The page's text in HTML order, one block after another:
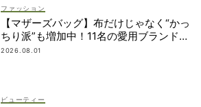
ファッション
【マザーズバッグ】布だけじゃなく“かっ
ちり派”も増加中！11名の愛用ブランド
は？
2026.08.01
ビューティー